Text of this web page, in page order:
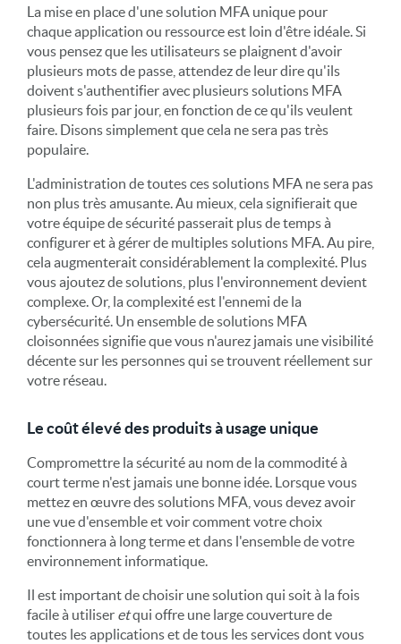
La mise en place d'une solution MFA unique pour
chaque application ou ressource est loin d'être idéale. Si
vous pensez que les utilisateurs se plaignent d'avoir
plusieurs mots de passe, attendez de leur dire qu'ils
doivent s'authentifier avec plusieurs solutions MFA
plusieurs fois par jour, en fonction de ce qu'ils veulent
faire. Disons simplement que cela ne sera pas très
populaire.
L'administration de toutes ces solutions MFA ne sera pas
non plus très amusante. Au mieux, cela signifierait que
votre équipe de sécurité passerait plus de temps à
configurer et à gérer de multiples solutions MFA. Au pire,
cela augmenterait considérablement la complexité. Plus
vous ajoutez de solutions, plus l'environnement devient
complexe. Or, la complexité est l'ennemi de la
cybersécurité. Un ensemble de solutions MFA
cloisonnées signifie que vous n'aurez jamais une visibilité
décente sur les personnes qui se trouvent réellement sur
votre réseau.
Le coût élevé des produits à usage unique
Compromettre la sécurité au nom de la commodité à
court terme n'est jamais une bonne idée. Lorsque vous
mettez en œuvre des solutions MFA, vous devez avoir
une vue d'ensemble et voir comment votre choix
fonctionnera à long terme et dans l'ensemble de votre
environnement informatique.
Il est important de choisir une solution qui soit à la fois
facile à utiliser etqui offre une large couverture de
toutes les applications et de tous les services dont vous